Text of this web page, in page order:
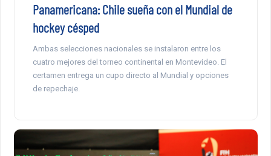
Panamericana: Chile sueña con el Mundial de
hockey césped
Ambas selecciones nacionales se instalaron entre los
cuatro mejores del torneo continental en Montevideo. El
certamen entrega un cupo directo al Mundial y opciones
de repechaje.